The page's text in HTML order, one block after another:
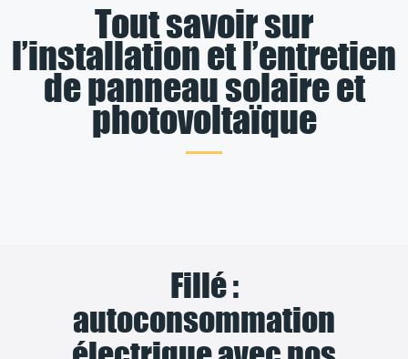
Tout savoir sur
l’installation et l’entretien
de panneau solaire et
photovoltaïque
Fillé :
autoconsommation